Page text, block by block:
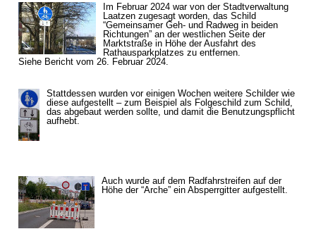
Im Februar 2024 war von der Stadtverwaltung
Laatzen zugesagt worden, das Schild
“Gemeinsamer Geh- und Radweg in beiden
Richtungen” an der westlichen Seite der
Marktstraße in Höhe der Ausfahrt des
Rathausparkplatzes zu entfernen.
Siehe Bericht vom 26. Februar 2024.
Stattdessen wurden vor einigen Wochen weitere Schilder wie
diese aufgestellt – zum Beispiel als Folgeschild zum Schild,
das abgebaut werden sollte, und damit die Benutzungspflicht
aufhebt.
Auch wurde auf dem Radfahrstreifen auf der
Höhe der “Arche” ein Absperrgitter aufgestellt.